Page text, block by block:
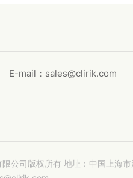
E-mail：sales@clirik.com
限公司版权所有 地址：中国上海